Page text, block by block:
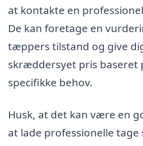
at kontakte en
De kan foretage en
tæppers tilstand og give
skræddersyet pris baseret
specifikke behov.
Husk, at det kan være en
at lade professionelle tage